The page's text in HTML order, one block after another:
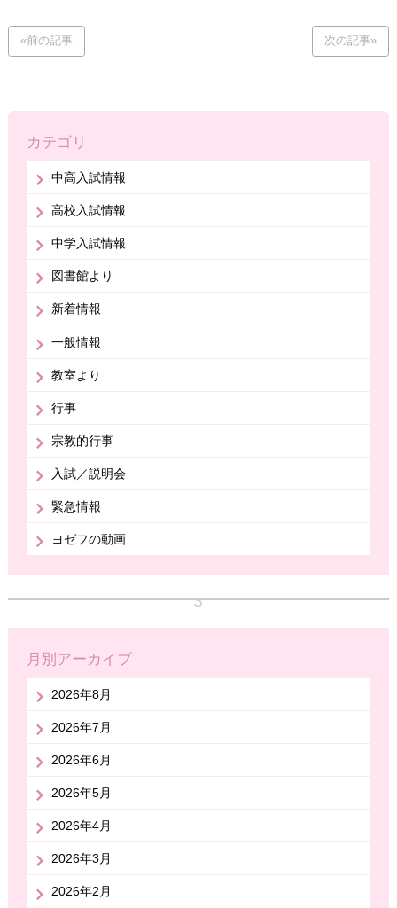
«前の記事 次の記事»
カテゴリ
中高入試情報
高校入試情報
中学入試情報
図書館より
新着情報
一般情報
教室より
行事
宗教的行事
入試／説明会
緊急情報
ヨゼフの動画
月別アーカイブ
2026年8月
2026年7月
2026年6月
2026年5月
2026年4月
2026年3月
2026年2月